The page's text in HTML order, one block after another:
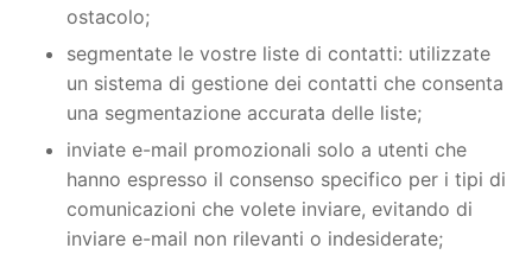
ostacolo;
segmentate le vostre liste di contatti: utilizzate
un sistema di gestione dei contatti che consenta
una segmentazione accurata delle liste;
inviate e-mail promozionali solo a utenti che
hanno espresso il consenso specifico per i tipi di
comunicazioni che volete inviare, evitando di
inviare e-mail non rilevanti o indesiderate;